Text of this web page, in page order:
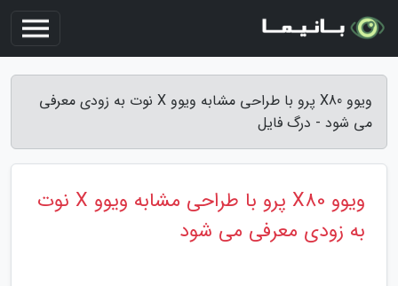
ویوو X80 پرو با طراحی مشابه ویوو X نوت به زودی معرفی
می شود - درگ فایل
ویوو X80 پرو با طراحی مشابه ویوو X نوت
به زودی معرفی می شود